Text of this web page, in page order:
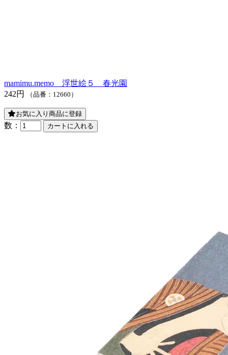
mamimu.memo 浮世絵５ 春光園
242円
（品番：12660）
お気に入り商品に登録
数：